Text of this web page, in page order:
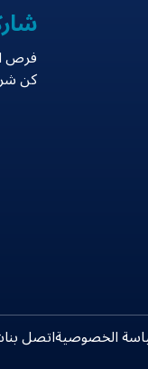
فرص
كن
الخصوصيةاتصل بنا